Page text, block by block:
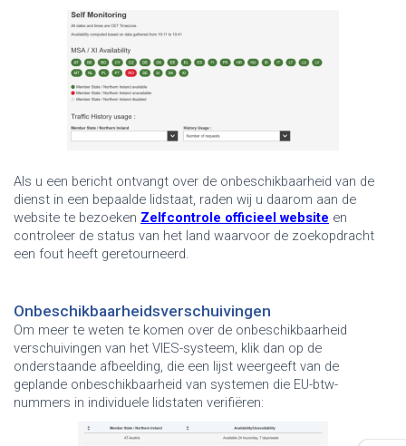
Als u een bericht ontvangt over de onbeschikbaarheid van de
dienst in een bepaalde lidstaat, raden wij u daarom aan de
website te bezoeken Zelfcontrole officieel website en
controleer de status van het land waarvoor de zoekopdracht
een fout heeft geretourneerd
Onbeschikbaarheidsverschuivingen
Om meer te weten te komen over de onbeschikbaarheid
verschuivingen van het VIES-systeem, klik dan op de
onderstaande afbeelding, die een lijst weergeeft van de
geplande onbeschikbaarheid van systemen die EU-btw-
nummers in individuele lidstaten verifiëren: